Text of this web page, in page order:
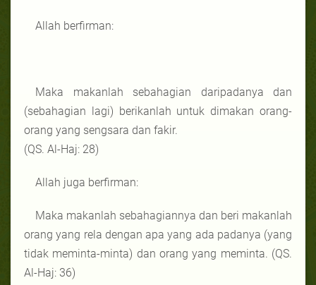
Allah berfirman:
Maka makanlah sebahagian daripadanya dan
(sebahagian lagi) berikanlah untuk dimakan orang-
orang yang sengsara dan fakir.
(QS. Al-Haj: 28)
Allah juga berfirman:
Maka makanlah sebahagiannya dan beri makanlah
orang yang rela dengan apa yang ada padanya (yang
tidak meminta-minta) dan orang yang meminta. (QS.
Al-Haj: 36)